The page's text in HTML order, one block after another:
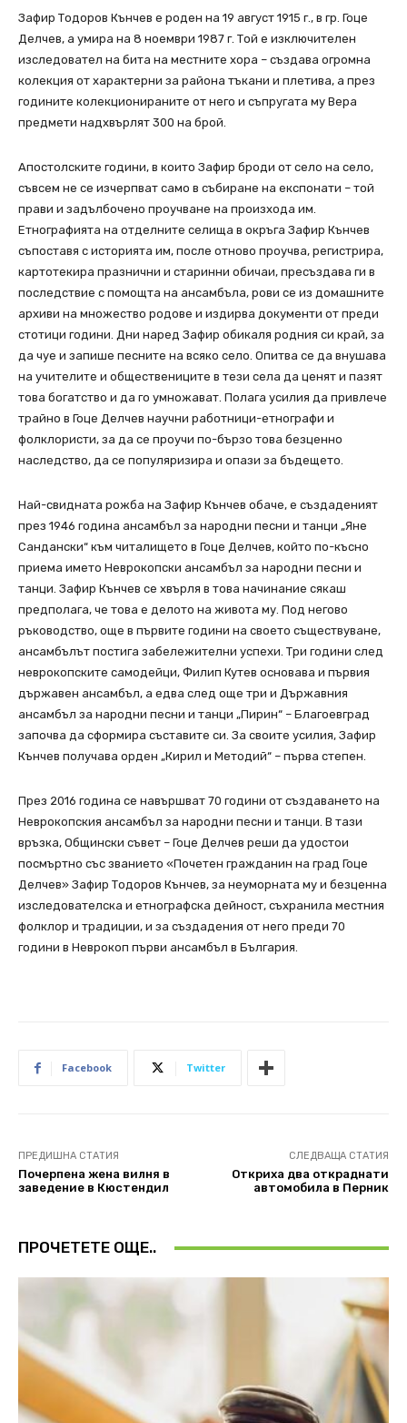
Зафир Тодоров Кънчев е роден на 19 август 1915 г., в гр. Гоце
Делчев, а умира на 8 ноември 1987 г. Той е изключителен
изследовател на бита на местните хора – създава огромна
колекция от характерни за района тъкани и плетива, а през
годините колекционираните от него и съпругата му Вера
предмети надхвърлят 300 на брой.
Апостолските години, в които Зафир броди от село на село,
съвсем не се изчерпват само в събиране на експонати – той
прави и задълбочено проучване на произхода им.
Етнографията на отделните селища в окръга Зафир Кънчев
съпоставя с историята им, после отново проучва, регистрира,
картотекира празнични и старинни обичаи, пресъздава ги в
последствие с помощта на ансамбъла, рови се из домашните
архиви на множество родове и издирва документи от преди
стотици години. Дни наред Зафир обикаля родния си край, за
да чуе и запише песните на всяко село. Опитва се да внушава
на учителите и обществениците в тези села да ценят и пазят
това богатство и да го умножават. Полага усилия да привлече
трайно в Гоце Делчев научни работници-етнографи и
фолклористи, за да се проучи по-бързо това безценно
наследство, да се популяризира и опази за бъдещето.
Най-свидната рожба на Зафир Кънчев обаче, е създаденият
през 1946 година ансамбъл за народни песни и танци „Яне
Сандански“ към читалището в Гоце Делчев, който по-късно
приема името Неврокопски ансамбъл за народни песни и
танци. Зафир Кънчев се хвърля в това начинание сякаш
предполага, че това е делото на живота му. Под негово
ръководство, още в първите години на своето съществуване,
ансамбълът постига забележителни успехи. Три години след
неврокопските самодейци, Филип Кутев основава и първия
държавен ансамбъл, а едва след още три и Държавния
ансамбъл за народни песни и танци „Пирин“ – Благоевград
започва да сформира съставите си. За своите усилия, Зафир
Кънчев получава орден „Кирил и Методий“ – първа степен.
През 2016 година се навършват 70 години от създаването на
Неврокопския ансамбъл за народни песни и танци. В тази
връзка, Общински съвет – Гоце Делчев реши да удостои
посмъртно със званието «Почетен гражданин на град Гоце
Делчев» Зафир Тодоров Кънчев, за неуморната му и безценна
изследователска и етнографска дейност, съхранила местния
фолклор и традиции, и за създадения от него преди 70
години в Неврокоп първи ансамбъл в България.
Facebook Twitter
ПРЕДИШНА СТАТИЯ
Почерпена жена вилня в
заведение в Кюстендил
СЛЕДВАЩА СТАТИЯ
Откриха два откраднати
автомобила в Перник
ПРОЧЕТЕТЕ ОЩЕ..